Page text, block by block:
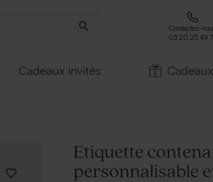
Contactez-
03 20 23 49
Cadeaux invités Cadeaux
Etiquette
personnalisable